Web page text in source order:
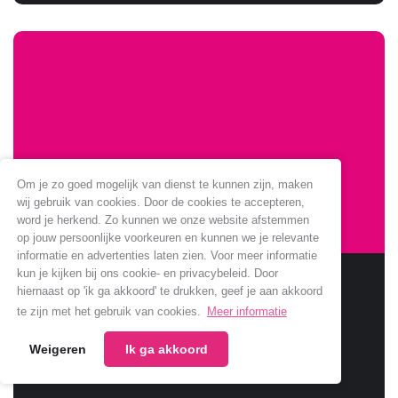
Om je zo goed mogelijk van dienst te kunnen zijn, maken
wij gebruik van cookies. Door de cookies te accepteren,
word je herkend. Zo kunnen we onze website afstemmen
op jouw persoonlijke voorkeuren en kunnen we je relevante
informatie en advertenties laten zien. Voor meer informatie
kun je kijken bij ons cookie- en privacybeleid. Door
hiernaast op 'ik ga akkoord' te drukken, geef je aan akkoord
te zijn met het gebruik van cookies.
Meer informatie
Weigeren Ik ga akkoord
Sponsoring Jumbo verlengt
Jumbo verlengt samenwerking met onze club.